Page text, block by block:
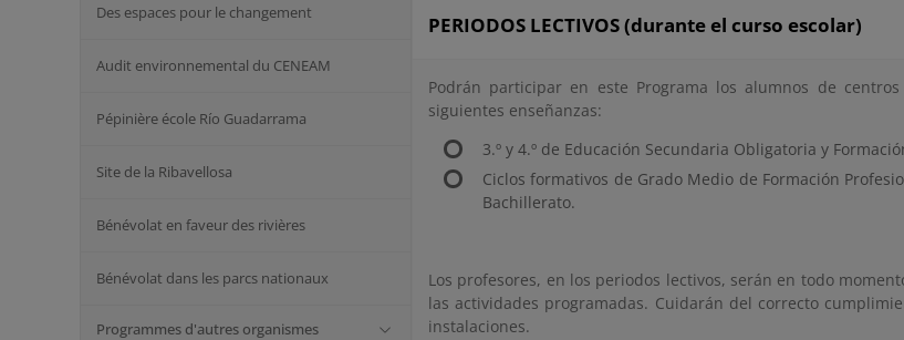
Des espaces pour le changement
Audit environnemental du CENEAM
Pépinière école Río Guadarrama
Site de la Ribavellosa
Bénévolat en faveur des rivières
Bénévolat dans les parcs nationaux
Programmes d'autres organismes
PERIODOS LECTIVOS (durante el curso escolar)
Podrán participar en este Programa los alumnos de
siguientes enseñanzas:
3.º y 4.º de Educación Secundaria Obligatoria y
Ciclos formativos de Grado Medio de Formación
Bachillerato.
Los profesores, en los periodos lectivos, serán en todo
las actividades programadas. Cuidarán del correcto
instalaciones.